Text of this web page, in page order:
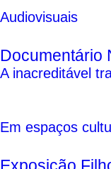
Audiovisuais
Documentário
A inacreditável
Em espaços